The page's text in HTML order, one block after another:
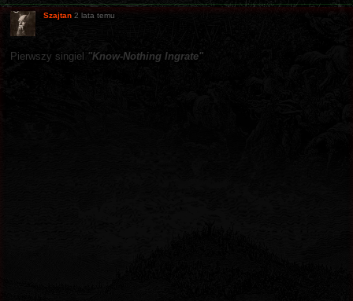
Szajtan 2 lata temu
Pierwszy singiel "Know-Nothing Ingrate"